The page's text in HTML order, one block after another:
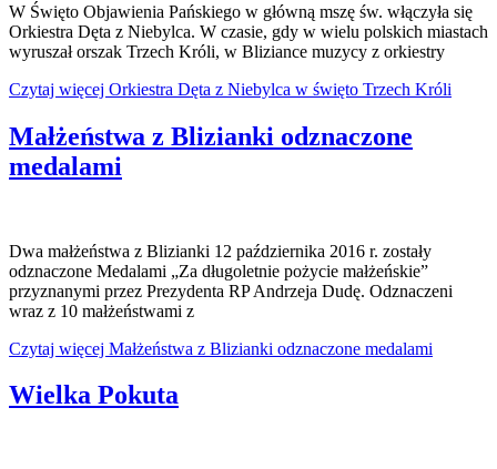
W Święto Objawienia Pańskiego w główną mszę św. włączyła się
Orkiestra Dęta z Niebylca. W czasie, gdy w wielu polskich miastach
wyruszał orszak Trzech Króli, w Bliziance muzycy z orkiestry
Czytaj więcej Orkiestra Dęta z Niebylca w święto Trzech Króli
Małżeństwa z Blizianki odznaczone
medalami
Dwa małżeństwa z Blizianki 12 października 2016 r. zostały
odznaczone Medalami „Za długoletnie pożycie małżeńskie”
przyznanymi przez Prezydenta RP Andrzeja Dudę. Odznaczeni
wraz z 10 małżeństwami z
Czytaj więcej Małżeństwa z Blizianki odznaczone medalami
Wielka Pokuta